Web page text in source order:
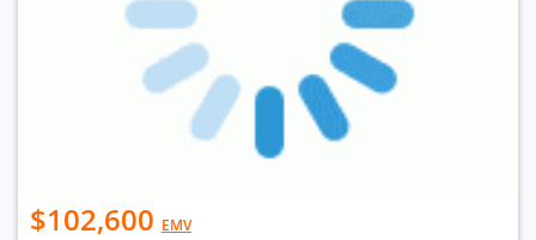
$102,600 EMV